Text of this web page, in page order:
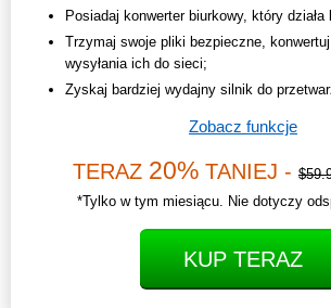
Posiadaj konwerter biurkowy, który działa
Trzymaj swoje pliki bezpieczne,
wysyłania ich do sieci;
Zyskaj bardziej wydajny silnik do
Zobacz funkcje
TERAZ 20% TANIEJ -
*Tylko w tym miesiącu. Nie dotyczy
KUP TERAZ